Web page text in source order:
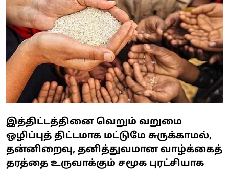
இத்திட்டத்தினை வெறும் வறுமை
ஒழிப்புத் திட்டமாக மட்டுமே சுருக்காமல்,
தன்னிறைவு, தனித்துவமான வாழ்க்கைத்
தரத்தை உருவாக்கும் சமூக புரட்சியாக